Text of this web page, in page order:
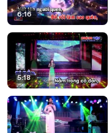
6:16
5:18